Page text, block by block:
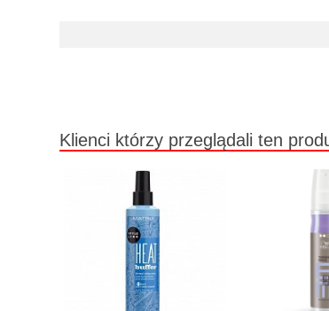
Klienci którzy przeglądali ten